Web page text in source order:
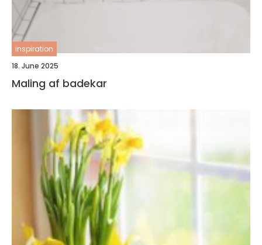
inspiration
18. June 2025
Maling af badekar